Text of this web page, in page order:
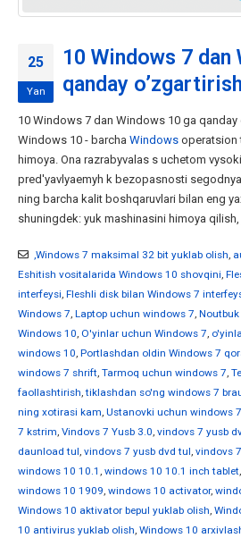
25
Yan
10 Windows 7 dan
qanday
10 Windows 7 dan Windows 10 ga
Windows 10 - barcha Windows operatsion
himoya. Ona razrabyvalas s uchetom
pred'yavlyaemyh k bezopasnosti
ning barcha kalit boshqaruvlari bilan eng
shuningdek: yuk mashinasini himoya qilish,
,Windows 7 maksimal 32 bit yuklab olish,
Eshitish vositalarida Windows 10 shovqini,
interfeysi, Fleshli disk bilan Windows 7
Windows 7, Laptop uchun windows 7,
Windows 10, O'yinlar uchun Windows 7,
windows 10, Portlashdan oldin Windows 7
windows 7 shrift, Tarmoq uchun windows 7,
faollashtirish,tiklashdan so'ng windows 7
ning xotirasi kam, Ustanovki uchun windows
7 kstrim, Vindovs 7 Yusb 3.0, vindovs 7 yusb
daunload tul, vindovs 7 yusb dvd tul, vindovs
windows 10 10.1 , windows 10 10.1 inch tablet,
windows 10 1909, windows 10 activator,
Windows 10 aktivator bepul yuklab olish,
10 antivirus yuklab olish, Windows 10